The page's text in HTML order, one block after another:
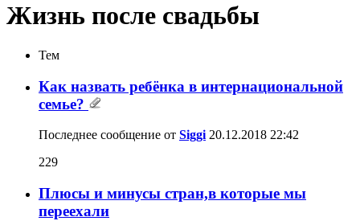
Жизнь после свадьбы
Тем
Как назвать ребёнка в интернациональной
семье?
Последнее сообщение от Siggi 20.12.2018 22:42
229
Плюсы и минусы стран,в которые мы
переехали